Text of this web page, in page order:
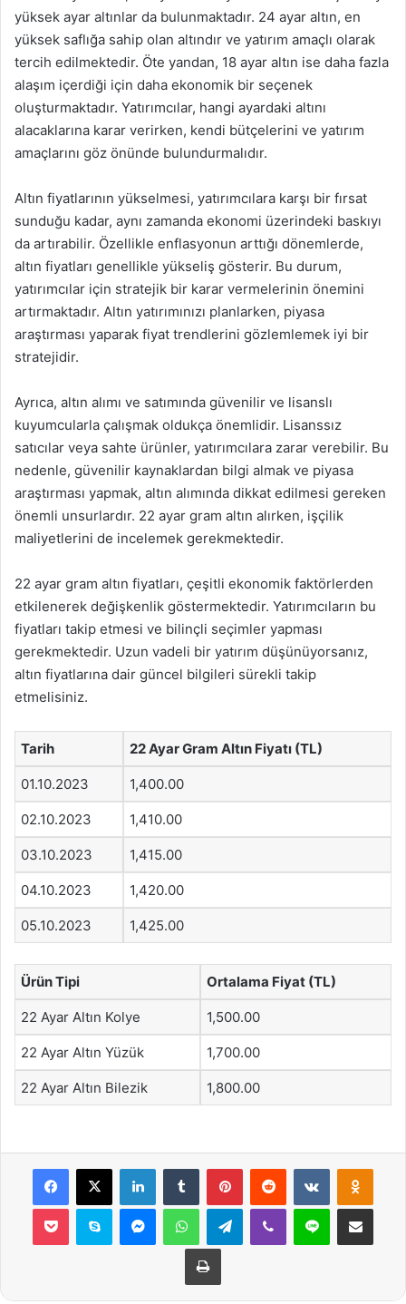
yüksek ayar altınlar da bulunmaktadır. 24 ayar altın, en
yüksek saflığa sahip olan altındır ve yatırım amaçlı olarak
tercih edilmektedir. Öte yandan, 18 ayar altın ise daha fazla
alaşım içerdiği için daha ekonomik bir seçenek
oluşturmaktadır. Yatırımcılar, hangi ayardaki altını
alacaklarına karar verirken, kendi bütçelerini ve yatırım
amaçlarını göz önünde bulundurmalıdır.
Altın fiyatlarının yükselmesi, yatırımcılara karşı bir fırsat
sunduğu kadar, aynı zamanda ekonomi üzerindeki baskıyı
da artırabilir. Özellikle enflasyonun arttığı dönemlerde,
altın fiyatları genellikle yükseliş gösterir. Bu durum,
yatırımcılar için stratejik bir karar vermelerinin önemini
artırmaktadır. Altın yatırımınızı planlarken, piyasa
araştırması yaparak fiyat trendlerini gözlemlemek iyi bir
stratejidir.
Ayrıca, altın alımı ve satımında güvenilir ve lisanslı
kuyumcularla çalışmak oldukça önemlidir. Lisanssız
satıcılar veya sahte ürünler, yatırımcılara zarar verebilir. Bu
nedenle, güvenilir kaynaklardan bilgi almak ve piyasa
araştırması yapmak, altın alımında dikkat edilmesi gereken
önemli unsurlardır. 22 ayar gram altın alırken, işçilik
maliyetlerini de incelemek gerekmektedir.
22 ayar gram altın fiyatları, çeşitli ekonomik faktörlerden
etkilenerek değişkenlik göstermektedir. Yatırımcıların bu
fiyatları takip etmesi ve bilinçli seçimler yapması
gerekmektedir. Uzun vadeli bir yatırım düşünüyorsanız,
altın fiyatlarına dair güncel bilgileri sürekli takip
etmelisiniz.
Tarih 22 Ayar Gram Altın Fiyatı (TL)
01.10.2023 1,400.00
02.10.2023 1,410.00
03.10.2023 1,415.00
04.10.2023 1,420.00
05.10.2023 1,425.00
Ürün Tipi Ortalama Fiyat (TL)
22 Ayar Altın Kolye 1,500.00
22 Ayar Altın Yüzük 1,700.00
22 Ayar Altın Bilezik 1,800.00
Facebook
X LinkedInTumblr PinterestReddit VKontakte
Pocket Skype MessengerWhatsAppTelegramViber Line E-Posta ile
Yazdır